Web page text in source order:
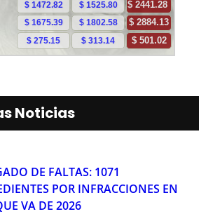
Noticias
DE FALTAS: 1071
POR INFRACCIONES EN
VA DE 2026